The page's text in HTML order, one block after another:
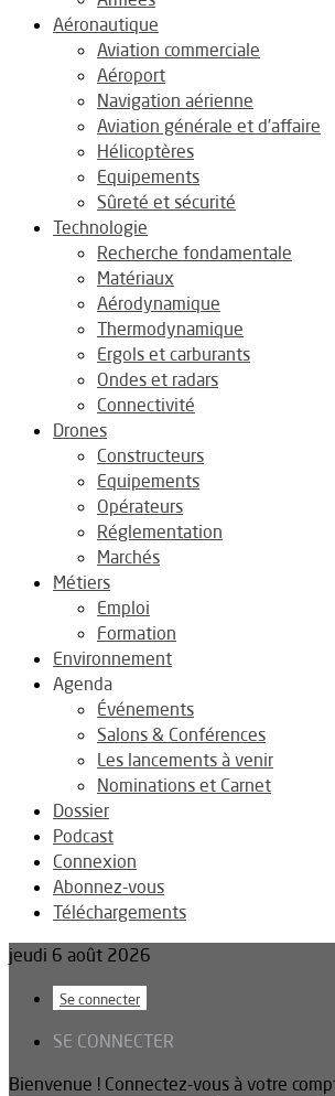
Aéronautique
Aviation commerciale
Aéroport
Navigation aérienne
Aviation générale et d’affaire
Hélicoptères
Equipements
Sûreté et sécurité
Technologie
Recherche fondamentale
Matériaux
Aérodynamique
Thermodynamique
Ergols et carburants
Ondes et radars
Connectivité
Drones
Constructeurs
Equipements
Opérateurs
Réglementation
Marchés
Métiers
Emploi
Formation
Environnement
Agenda
Événements
Salons & Conférences
Les lancements à venir
Nominations et Carnet
Dossier
Podcast
Connexion
Abonnez-vous
Téléchargements
jeudi 6 août 2026
Se connecter
SE CONNECTER
Bienvenue ! Connectez-vous à votre